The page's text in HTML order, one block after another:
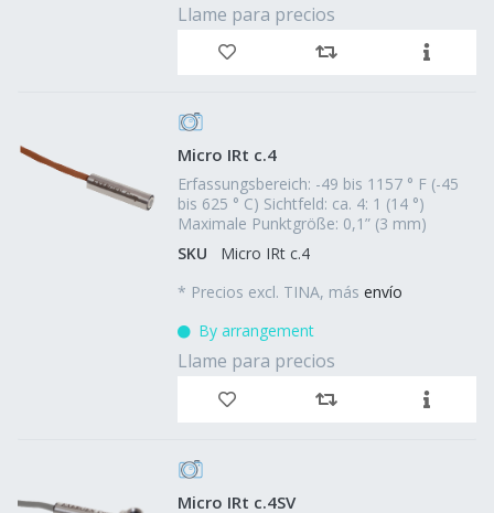
Llame para precios
Micro IRt c.4
Erfassungsbereich: -49 bis 1157 ° F (-45
bis 625 ° C) Sichtfeld: ca. 4: 1 (14 °)
Maximale Punktgröße: 0,1” (3 mm)
SKU
Micro IRt c.4
* Precios excl. TINA, más envío
By arrangement
Llame para precios
Micro IRt c.4SV